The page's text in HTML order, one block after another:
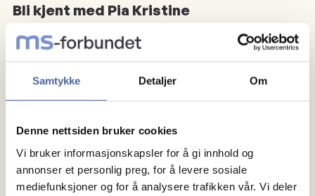
Samtykke Detaljer Om
Denne nettsiden bruker cookies
Vi bruker informasjonskapsler for å gi innhold og
annonser et personlig preg, for å levere sosiale
mediefunksjoner og for å analysere trafikken vår. Vi deler
Bli kjent med Pia Kristine
oppleve nye ting. I tillegg er jeg veldig interessert i
empatisk og elsker å hjelpe andre med å oppnå sitt
35 år
Oslo
piakristinebekkeli@gmail.com
92339194